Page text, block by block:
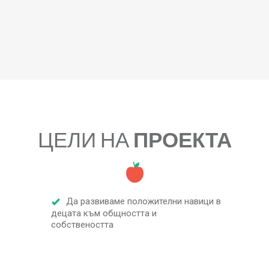
ЦЕЛИ НА ПРОЕКТА
Да развиваме положителни навици в
децата към общността и
собствеността